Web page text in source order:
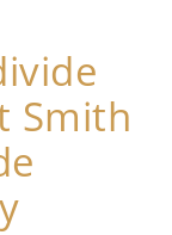
Smith